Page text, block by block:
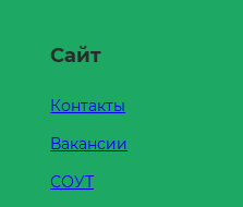
Сайт
Контакты
Вакансии
СОУТ